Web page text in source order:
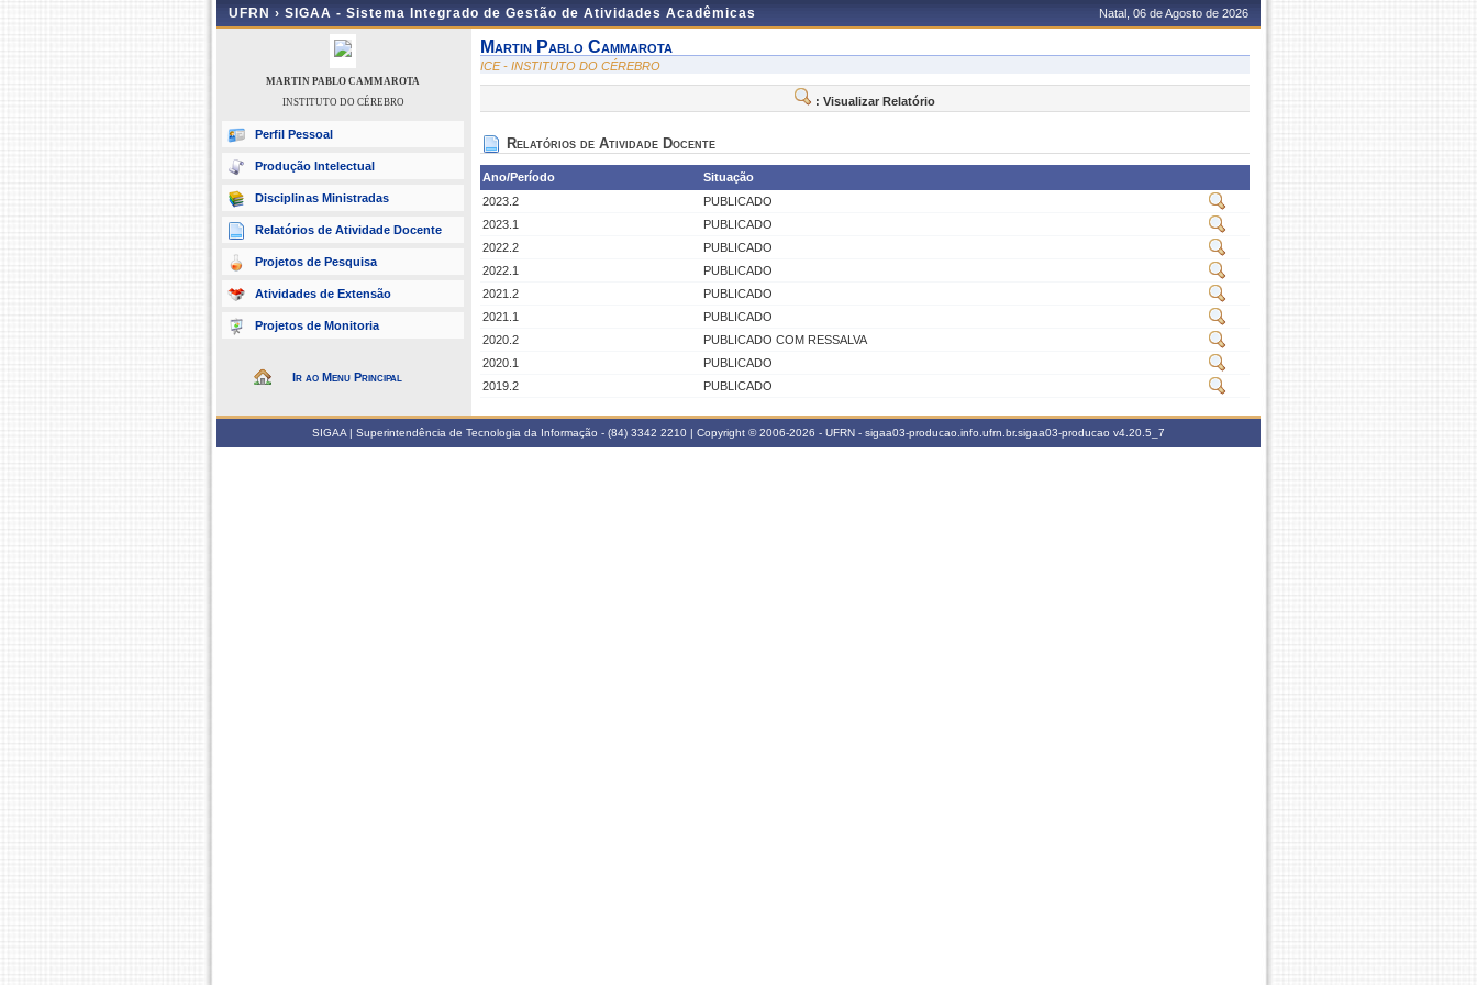
UFRN › SIGAA - Sistema Integrado de Gestão de Atividades Acadêmicas Natal, 06 de Agosto de 2026
MARTIN PABLO CAMMAROTA
INSTITUTO DO CÉREBRO
Perfil Pessoal
Produção Intelectual
Disciplinas Ministradas
Relatórios de Atividade Docente
Projetos de Pesquisa
Atividades de Extensão
Projetos de Monitoria
Ir ao Menu Principal
Martin Pablo Cammarota
ICE - INSTITUTO DO CÉREBRO
: Visualizar Relatório
Relatórios de Atividade Docente
Ano/Período
Situação
2023.2
PUBLICADO
2023.1
PUBLICADO
2022.2
PUBLICADO
2022.1
PUBLICADO
2021.2
PUBLICADO
2021.1
PUBLICADO
2020.2
PUBLICADO COM RESSALVA
2020.1
PUBLICADO
2019.2
PUBLICADO
SIGAA | Superintendência de Tecnologia da Informação - (84) 3342 2210 | Copyright © 2006-2026 - UFRN - sigaa03-producao.info.ufrn.br.sigaa03-producao v4.20.5_7